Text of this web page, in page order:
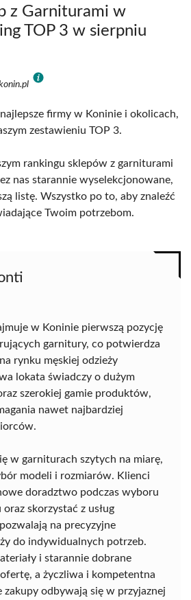
z Garniturami w
TOP 3 w sierpniu
firmy w Koninie i okolicach,
zestawieniu TOP 3.
rankingu sklepów z garniturami
nas starannie wyselekcjonowane,
listę. Wszystko po to, aby znaleźć
Twoim potrzebom.
w Koninie pierwszą pozycję
garnitury, co potwierdza
rynku męskiej odzieży
lokata świadczy o dużym
szerokiej gamie produktów,
nawet najbardziej
w garniturach szytych na miarę,
modeli i rozmiarów. Klienci
doradztwo podczas wyboru
skorzystać z usług
na precyzyjne
do indywidualnych potrzeb.
i starannie dobrane
a życzliwa i kompetentna
zakupy odbywają się w przyjaznej